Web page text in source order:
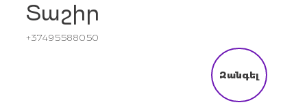
Տաշիր
+37495588050
Զանգել